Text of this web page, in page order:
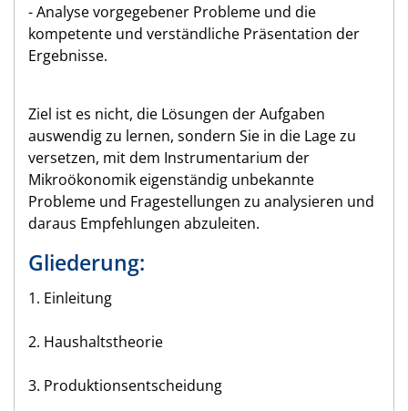
- Analyse vorgegebener Probleme und die
kompetente und verständliche Präsentation der
Ergebnisse.
Ziel ist es nicht, die Lösungen der Aufgaben
auswendig zu lernen, sondern Sie in die Lage zu
versetzen, mit dem Instrumentarium der
Mikroökonomik eigenständig unbekannte
Probleme und Fragestellungen zu analysieren und
daraus Empfehlungen abzuleiten.
Gliederung:
1. Einleitung
2. Haushaltstheorie
3. Produktionsentscheidung